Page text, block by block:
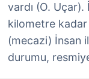
vardı (O. Uçar).
kilometre kadar
(mecazi) İnsan
durumu,